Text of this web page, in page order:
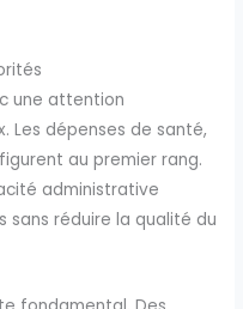
une attention
Les dépenses de santé,
au premier rang.
administrative
sans réduire la qualité du